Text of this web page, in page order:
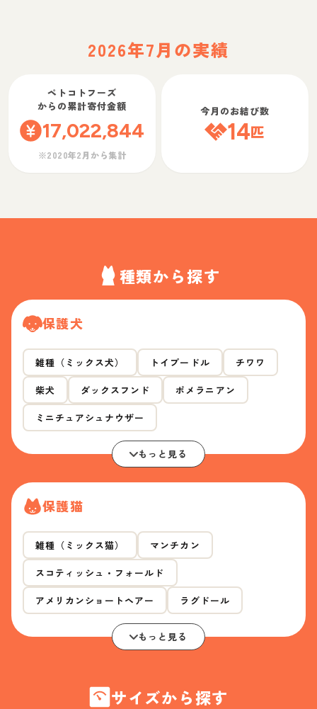
2026年7月の実績
ペトコトフーズ
からの累計寄付金額
17,022,844
※2020年2月から集計
今月のお結び数
14匹
種類から探す
保護犬
雑種（ミックス犬） トイプードル チワワ
柴犬 ダックスフンド ポメラニアン
ミニチュアシュナウザー
もっと見る
保護猫
雑種（ミックス猫） マンチカン
スコティッシュ・フォールド
アメリカンショートヘアー ラグドール
もっと見る
サイズから探す